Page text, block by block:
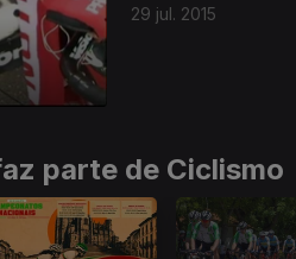
29 jul. 2015
parte de Ciclismo